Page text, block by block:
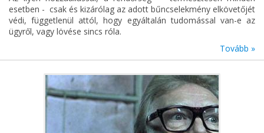
esetben - csak és kizárólag az adott bűncselekmény elkövetőjét
védi, függetlenül attól, hogy egyáltalán tudomással van-e az
ügyről, vagy lövése sincs róla.
Tovább »